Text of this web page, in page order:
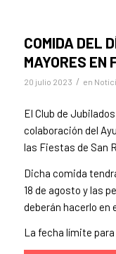
COMIDA DEL
MAYORES EN
20 julio 2023 / en
El Club de
colaboración del
las Fiestas de San
Dicha comida
18 de agosto y las
deberán hacerlo en
La fecha límite